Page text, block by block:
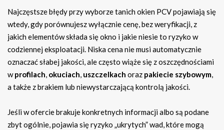
Najczęstsze błędy przy wyborze tanich okien PCV pojawiają się
wtedy, gdy porównujesz wyłącznie cenę, bez weryfikacji, z
jakich elementów składa się okno i jakie niesie to ryzyko w
codziennej eksploatacji. Niska cena nie musi automatycznie
oznaczać słabej jakości, ale często wiąże się z oszczędnościami
wprofilach, okuciach, uszczelkach oraz pakiecie szybowym,
a także z brakiem lub niewystarczającą kontrolą jakości.
Jeśli w ofercie brakuje konkretnych informacji albo są podane
zbyt ogólnie, pojawia się ryzyko „ukrytych” wad, które mogą